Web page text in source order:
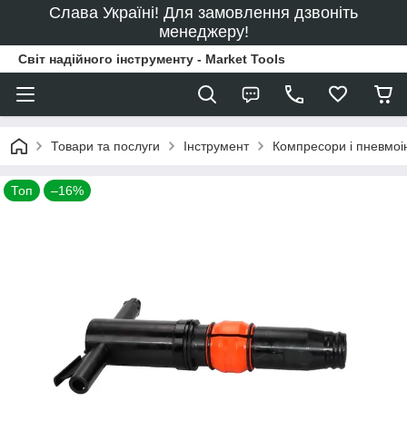
Слава Україні! Для замовлення дзвоніть
менеджеру!
Світ надійного інструменту - Market Tools
Товари та послуги Інструмент Компресори і
Топ –16%